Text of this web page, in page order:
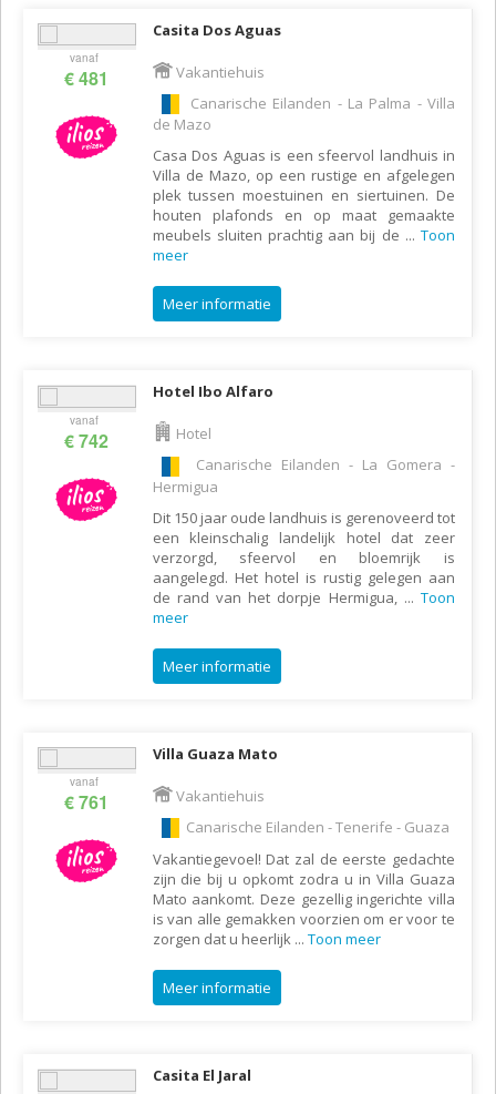
vanaf
€ 481
Casita Dos Aguas
Vakantiehuis
Canarische Eilanden - La Palma - Villa
de Mazo
Casa Dos Aguas is een sfeervol landhuis in
Villa de Mazo, op een rustige en afgelegen
plek tussen moestuinen en siertuinen. De
houten plafonds en op maat gemaakte
meubels sluiten prachtig aan bij de ... Toon
meer
Meer informatie
vanaf
€ 742
Hotel Ibo Alfaro
Hotel
Canarische Eilanden - La Gomera -
Hermigua
Dit 150 jaar oude landhuis is gerenoveerd tot
een kleinschalig landelijk hotel dat zeer
verzorgd, sfeervol en bloemrijk is
aangelegd. Het hotel is rustig gelegen aan
de rand van het dorpje Hermigua, ... Toon
meer
Meer informatie
vanaf
€ 761
Villa Guaza Mato
Vakantiehuis
Canarische Eilanden - Tenerife - Guaza
Vakantiegevoel! Dat zal de eerste gedachte
zijn die bij u opkomt zodra u in Villa Guaza
Mato aankomt. Deze gezellig ingerichte villa
is van alle gemakken voorzien om er voor te
zorgen dat u heerlijk ... Toon meer
Meer informatie
Casita El Jaral